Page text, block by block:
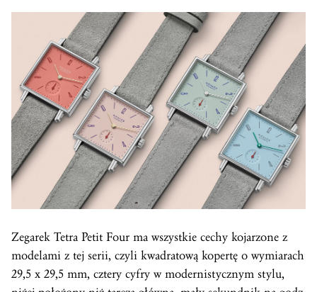
Zegarek Tetra Petit Four ma wszystkie cechy kojarzone z
modelami z tej serii, czyli kwadratową kopertę o wymiarach
29,5 x 29,5 mm, cztery cyfry w modernistycznym stylu,